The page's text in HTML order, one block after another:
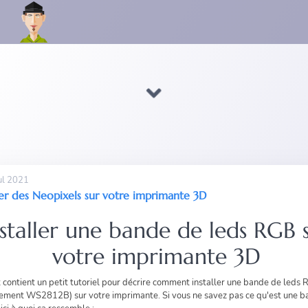
2021
des Neopixels sur votre imprimante 3D
une bande de leds RGB
votre imprimante 3D
contient un petit tutoriel pour décrire comment installer une bande de leds
WS2812B) sur votre imprimante. Si vous ne savez pas ce qu'est une